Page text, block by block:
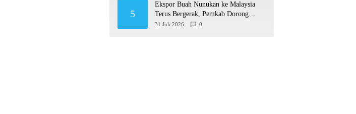
5
Ekspor Buah Nunukan ke Malaysia
Terus Bergerak, Pemkab Dorong
Produk Lokal Naik Kelas
31 Juli 2026 0